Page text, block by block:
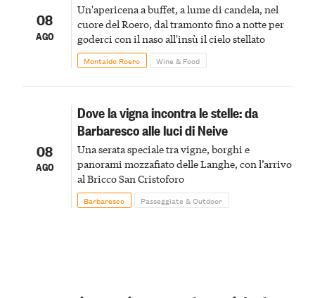
08
AGO
Un'apericena a buffet, a lume di candela, nel
cuore del Roero, dal tramonto fino a notte per
goderci con il naso all'insù il cielo stellato
Montaldo Roero Wine & Food
08
AGO
Dove la vigna incontra le stelle: da
Barbaresco alle luci di Neive
Una serata speciale tra vigne, borghi e
panorami mozzafiato delle Langhe, con l’arrivo
al Bricco San Cristoforo
Barbaresco Passeggiate & Outdoor